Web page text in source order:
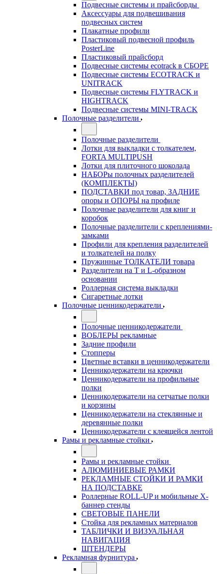
Подвесные системы и прайсборды
Аксессуары для подвешивания
подвесных систем
Плакатные профили
Пластиковый подвесной профиль
PosterLine
Пластиковый прайсборд
Подвесные системы ecotrack в СБОРЕ
Подвесные системы ECOTRACK и
UNITRACK
Подвесные системы FLYTRACK и
HIGHTRACK
Подвесные системы MINI-TRACK
Полочные разделители
Полочные разделители
Лотки для выкладки с толкателем,
FORTA MULTIPUSH
Лотки для плиточного шоколада
НАБОРы полочных разделителей
(КОМПЛЕКТЫ)
ПОДСТАВКИ под товар, ЗАДНИЕ
опоры и ОПОРЫ на профиле
Полочные разделители для книг и
коробок
Полочные разделители с креплениями-
замками
Профили для крепления разделителей
и толкателей на полку
Пружинные ТОЛКАТЕЛИ товара
Разделители на Т и L-образном
основании
Роллерная система выкладки
Сигаретные лотки
Полочные ценникодержатели
Полочные ценникодержатели
ВОБЛЕРЫ рекламные
Задние профили
Стопперы
Цветные вставки в ценникодержатели
Ценникодержатели на крючки
Ценникодержатели на профильные
полки
Ценникодержатели на сетчатые полки
и корзины
Ценникодержатели на стеклянные и
деревянные полки
Ценникодержатели с клеящейся лентой
Рамы и рекламные стойки
Рамы и рекламные стойки
АЛЮМИНИЕВЫЕ РАМКИ
РЕКЛАМНЫЕ СТОЙКИ И РАМКИ
НА ПОДСТАВКЕ
Роллерные ROLL-UP и мобильные X-
баннер стенды
СВЕТОВЫЕ ПАНЕЛИ
Стойка для рекламных материалов
ТАБЛИЧКИ И ВИЗУАЛЬНАЯ
НАВИГАЦИЯ
ШТЕНДЕРЫ
Рекламная фурнитура